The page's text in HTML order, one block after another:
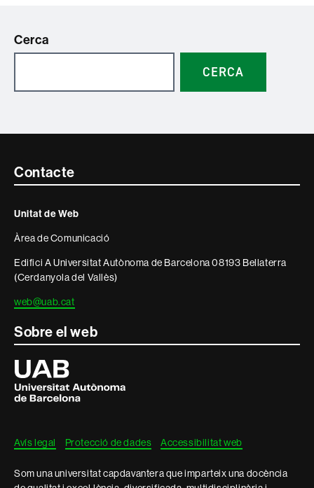
Cerca
CERCA
Contacte
informació
legal
Contacte
Unitat de Web
Àrea de Comunicació
Edifici A Universitat Autònoma de Barcelona 08193 Bellaterra
(Cerdanyola del Vallès)
web@uab.cat
Sobre el web
Universitat
Autònoma
de
Barcelona
Avís legal Protecció de dades Accessibilitat web
Som una universitat capdavantera que imparteix una docència